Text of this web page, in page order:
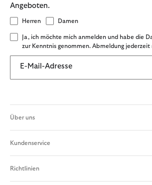
Angeboten.
Herren Damen
Ja, ich möchte mich anmelden und habe die
zur Kenntnis genommen. Abmeldung jederzeit
E-Mail-Adresse
Über uns
Kundenservice
Richtlinien